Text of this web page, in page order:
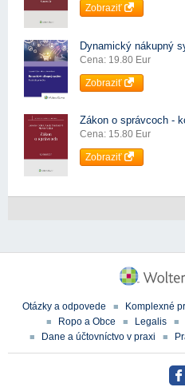
Zobraziť
Dynamický nákupný
Cena: 19.80 Eur
Zobraziť
Zákon o správcoch -
Cena: 15.80 Eur
Zobraziť
Otázky a odpovede Komplexné
Ropo a Obce
Legalis
Dane a účtovníctvo v praxi